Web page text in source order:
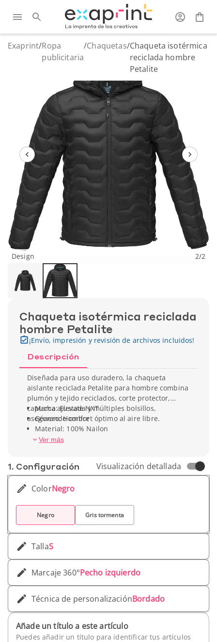
Exaprint/Ropa
publicitaria
/Chaquetas/Chaqueta isotérmica
reciclada hombre
Petalite
Design 2/2
Chaqueta isotérmica reciclada
hombre Petalite
¡Envío, impresión y revisión de archivos incluidos!
Descripción
Diseñada para uso duradero, la chaqueta
aislante reciclada Petalite para hombre combina
plumón y tejido reciclados, corte protector,
capucha ajustada y múltiples bolsillos,
asegurando confort óptimo al aire libre.
Marca: Elevate NXT
Género: Hombre
Material: 100% Nailon
Ver más
1. Conf­iguración Visualización detallada
ColorNegro
Negro Gris tormenta
TallaS
Marcaje 360°Pecho izquierdo
Técnica de personalizaciónBordado
Añade un título a este artículo
Puedes añadir un título para identificar tus artículos